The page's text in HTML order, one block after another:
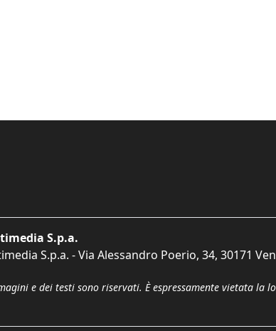
S.p.a.
S.p.a. - Via Alessandro Poerio, 34, 30171
e dei testi sono riservati. È espressamente vietata la